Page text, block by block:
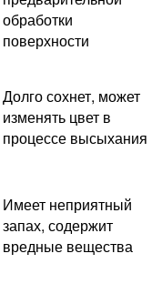
обработки
поверхности
Долго сохнет, может
изменять цвет в
процессе высыхания
Имеет неприятный
запах, содержит
вредные вещества